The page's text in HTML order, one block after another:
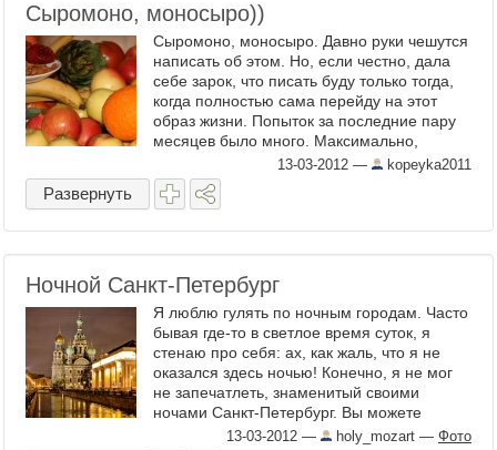
Сыромоно, моносыро))
Сыромоно, моносыро. Давно руки чешутся
написать об этом. Но, если честно, дала
себе зарок, что писать буду только тогда,
когда полностью сама перейду на этот
образ жизни. Попыток за последние пару
месяцев было много. Максимально,
13-03-2012 — kopeyka2011
Развернуть
Ночной Санкт-Петербург
Я люблю гулять по ночным городам. Часто
бывая где-то в светлое время суток, я
стенаю про себя: ах, как жаль, что я не
оказался здесь ночью! Конечно, я не мог
не запечатлеть, знаменитый своими
ночами Санкт-Петербург. Вы можете
сказать, что знаменит он ...
13-03-2012 — holy_mozart — Фото